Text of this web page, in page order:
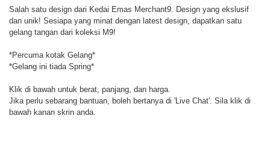
Salah satu design dari Kedai Emas Merchant9. Design yang ekslusif
dan unik! Sesiapa yang minat dengan latest design, dapatkan satu
gelang tangan dari koleksi M9!
*Percuma kotak Gelang*
*Gelang ini tiada Spring*
Klik di bawah untuk berat, panjang, dan harga.
Jika perlu sebarang bantuan, boleh bertanya di 'Live Chat'. Sila klik di
bawah kanan skrin anda.